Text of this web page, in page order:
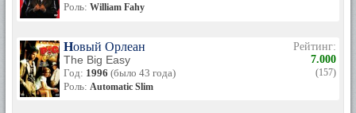
Роль: William Fahy
Новый Орлеан
The Big Easy
Год: 1996 (было 43 года)
Роль: Automatic Slim
Рейтинг:
7.000
(157)